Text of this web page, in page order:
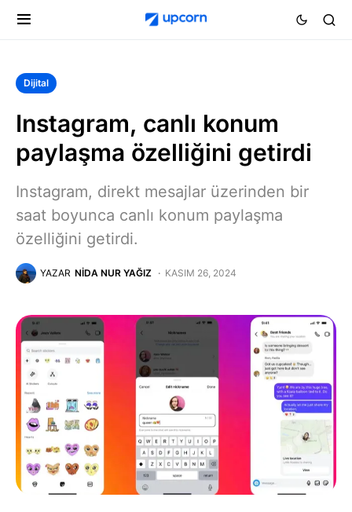
Dijital
Instagram, canlı konum
paylaşma özelliğini getirdi
Instagram, direkt mesajlar üzerinden bir
saat boyunca canlı konum paylaşma
özelliğini getirdi.
YAZAR NIDA NUR YAĞIZ KASIM 26, 2024